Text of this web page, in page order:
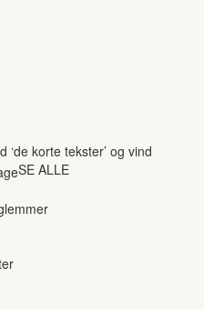
‘de korte tekster’ og vind
SE ALLE